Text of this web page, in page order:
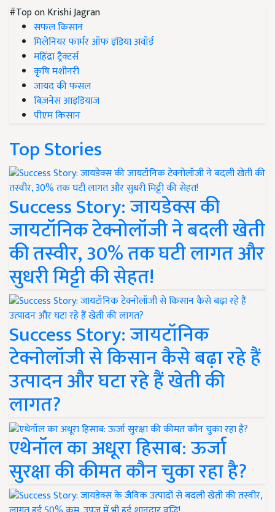
#Top on Krishi Jagran
सफल किसान
मिलेनियर फार्मर ऑफ इंडिया अवॉर्ड
महिंद्रा ट्रैक्टर्स
कृषि मशीनरी
जायद की फसल
बिज़नेस आइडियाज
पीएम किसान
Top Stories
Success Story: जायडेक्स की
जायटॉनिक टेक्नोलॉजी ने बदली खेती
की तस्वीर, 30% तक घटी लागत और
सुधरी मिट्टी की सेहत!
Success Story: जायटॉनिक
टेक्नोलॉजी से किसान कैसे बढ़ा रहे हैं
उत्पादन और घटा रहे हैं खेती की
लागत?
एथेनॉल का अधूरा हिसाब: ऊर्जा
सुरक्षा की कीमत कौन चुका रहा है?